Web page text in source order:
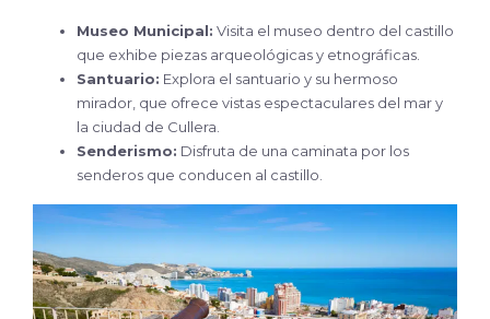
Museo Municipal: Visita el museo dentro del castillo
que exhibe piezas arqueológicas y etnográficas.
Santuario: Explora el santuario y su hermoso
mirador, que ofrece vistas espectaculares del mar y
la ciudad de Cullera.
Senderismo: Disfruta de una caminata por los
senderos que conducen al castillo.